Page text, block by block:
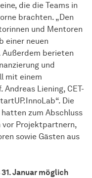
die die Teams in
brachten. „Den
und Mentoren
einer neuen
berieten
und
mit einem
Liening, CET-
Die
zum Abschluss
vor Projektpartnern,
sowie Gästen aus
Januar möglich